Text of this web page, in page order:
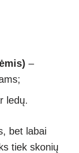
–
ledų.
bet labai
tiek skonių